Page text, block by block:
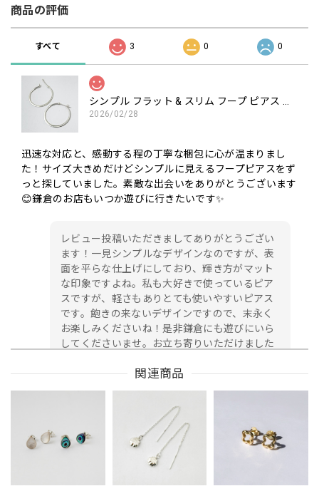
商品の評価
すべて 3 0 0
2026/02/28
迅速な対応と、感動する程の丁寧な梱包に心が温まりまし
た！サイズ大きめだけどシンプルに見えるフープピアスをず
っと探していました。素敵な出会いをありがとうございます
😊鎌倉のお店もいつか遊びに行きたいです✨
レビュー投稿いただきましてありがとうござい
ます！一見シンプルなデザインなのですが、表
面を平らな仕上げにしており、輝き方がマット
な印象ですよね。私も大好きで使っているピア
スですが、軽さもありとても使いやすいピアス
です。飽きの来ないデザインですので、末永く
お楽しみくださいね！是非鎌倉にも遊びにいら
してくださいませ。お立ち寄りいただけました
す。
関連商品